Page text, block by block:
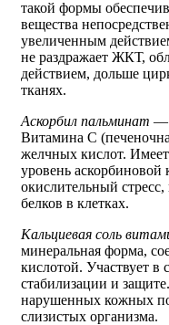
такой формы
вещества
увеличенным
не раздражает ЖКТ,
действием, дольше
тканях.
Аскорбил пальминат —
Витамина С
желчных кислот.
уровень аскорбиновой
окислительный
белков в клетках.
Кальциевая соль
минеральная форма,
кислотой. Участвует в
стабилизации и
нарушенных кожных
слизистых организма.